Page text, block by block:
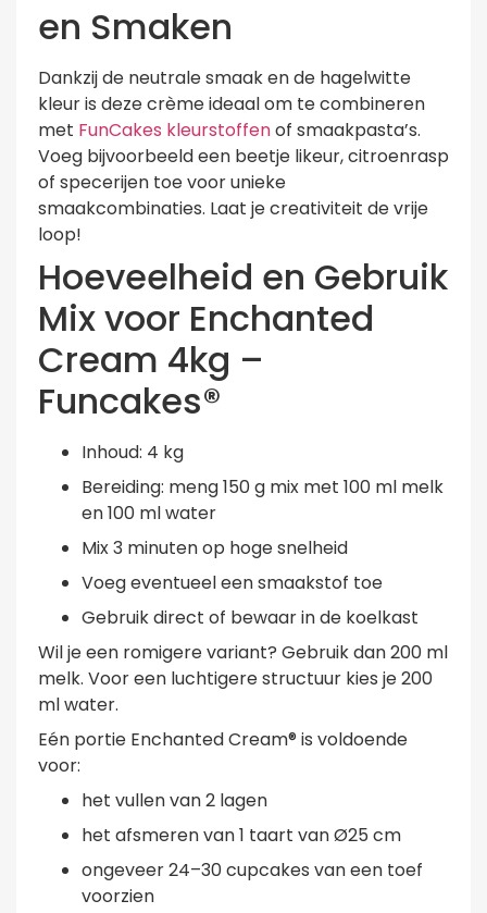
en Smaken
Dankzij de neutrale smaak en de hagelwitte
kleur is deze crème ideaal om te combineren
met FunCakes kleurstoffenof smaakpasta’s.
Voeg bijvoorbeeld een beetje likeur, citroenrasp
of specerijen toe voor unieke
smaakcombinaties. Laat je creativiteit de vrije
loop!
Hoeveelheid en Gebruik
Mix voor Enchanted
Cream 4kg –
Funcakes®
Inhoud: 4 kg
Bereiding: meng 150 g mix met 100 ml melk
en 100 ml water
Mix 3 minuten op hoge snelheid
Voeg eventueel een smaakstof toe
Gebruik direct of bewaar in de koelkast
Wil je een romigere variant? Gebruik dan 200 ml
melk. Voor een luchtigere structuur kies je 200
ml water.
Eén portie Enchanted Cream® is voldoende
voor:
het vullen van 2 lagen
het afsmeren van 1 taart van Ø25 cm
ongeveer 24–30 cupcakes van een toef
voorzien